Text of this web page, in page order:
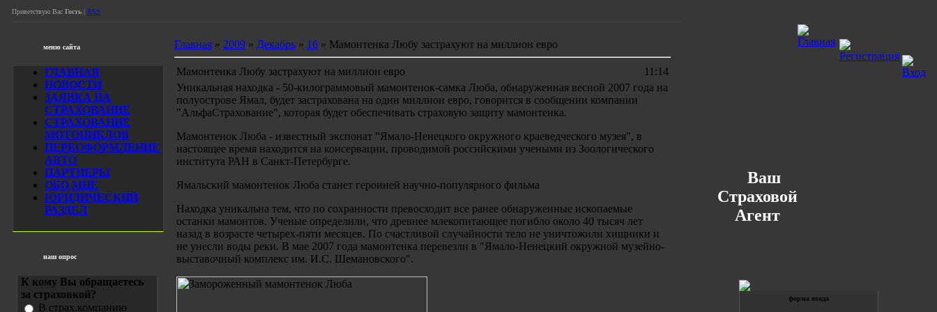
Приветствую Вас Гость | RSS
меню сайта
ГЛАВНАЯ
НОВОСТИ
ЗАЯВКА НА
СТРАХОВАНИЕ
СТРАХОВАНИЕ
МОТОЦИКЛОВ
ПЕРЕОФОРМЛЕНИЕ
АВТО
ПАРТНЕРЫ
ОБО МНЕ
ЮРИДИЧЕСКИЙ
РАЗДЕЛ
наш опрос
К кому Вы обращаетесь
за страховкой?
В страх.компанию
Главная » 2009 » Декабрь » 16 » Мамонтенка Любу застрахуют на миллион евро
Мамонтенка Любу застрахуют на миллион евро
11:14
Уникальная находка - 50-килограммовый мамонтенок-самка Люба, обнаруженная весной 2007 года на
полуострове Ямал, будет застрахована на один миллион евро, говорится в сообщении компании
"АльфаСтрахование", которая будет обеспечивать страховую защиту мамонтенка.
Мамонтенок Люба - известный экспонат "Ямало-Ненецкого окружного краеведческого музея", в
настоящее время находится на консервации, проводимой российскими учеными из Зоологического
института РАН в Санкт-Петербурге.
Ямальский мамонтенок Люба станет героиней научно-популярного фильма
Находка уникальна тем, что по сохранности превосходит все ранее обнаруженные ископаемые
останки мамонтов. Ученые определили, что древнее млекопитающее погибло около 40 тысяч лет
назад в возрасте четырех-пяти месяцев. По счастливой случайности тело не уничтожили хищники и
не унесли воды реки. В мае 2007 года мамонтенка перевезли в "Ямало-Ненецкий окружной музейно-
выставочный комплекс им. И.С. Шемановского".
Ваш
Страховой
Агент
форма входа